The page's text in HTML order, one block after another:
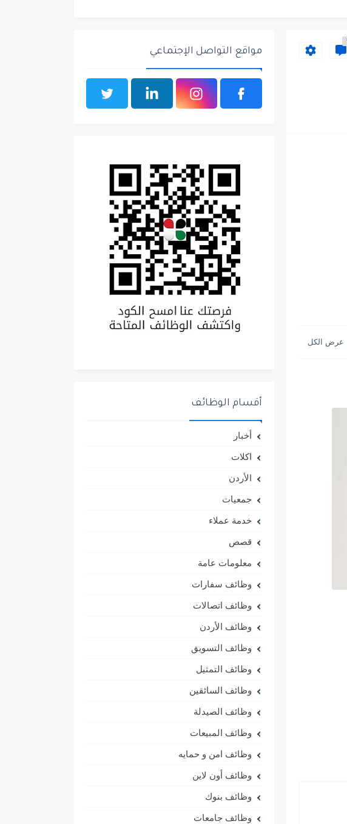
مواقع التواصل الإجتماعي
أقسام الوظائف
أخبار
اكلات
الأردن
جمعيات
خدمة عملاء
قصص
معلومات عامة
وظائف سفارات
وظائف اتصالات
وظائف الأردن
وظائف التسويق
وظائف التمثيل
وظائف السائقين
وظائف الصيدلة
وظائف المبيعات
وظائف امن و حمايه
وظائف أون لاين
وظائف بنوك
وظائف جامعات